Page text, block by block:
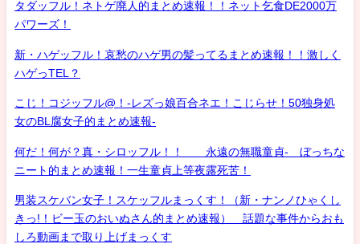
タダッフル！ネトゲ廃人的まとめ速報！！ネット乞食DE2000万
パワーズ！
新・ハゲッフル！哀愁のハゲ男の髪ってるまとめ速報！！激しく
ハゲっTEL？
こじ！コジッフル@！-レズっ娘百合ネエ！こじらせ！50独身処
女のBL腐女子的まとめ速報-
何だ！何が？真・シロッフル！！ 永遠の無職童貞- ぼっちな
ニート的まとめ速報！一生童貞上等夜露死苦！
男装スケバン女子！スケッフルまっくす！（新・ナンノひゃくし
きっ!！ビー玉のおいぬさん的まとめ速報） 話題な事件からおも
しろ動画まで取り上げまっくす